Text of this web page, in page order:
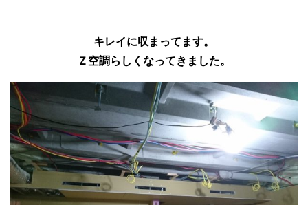
キレイに収まってます。
Ｚ空調らしくなってきました。